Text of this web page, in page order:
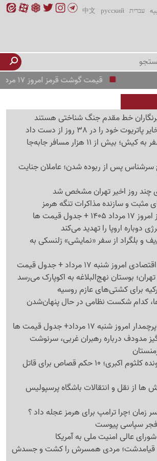
עברית русский
中文
قیمت گوشت قرمز امروز 17 مرداد 1405 + جدول قیمت ها
خط مقدم جنگ شناختی هستند
خود را در 38 روز از دست داد
رشد 15 درصدی سفر به کیش؛ بیش از 11 هزار مسافر جابه‌جا
سرشناس پس از ربوده شدن؛ عاملان جنایت
چند روز اخیر تهران مشخص شد
مثبت و سازنده مذاکرات تنگه هرمز
قیمت ها
دوباره اروپا را تهدید می‌کند
و بلگراد از سفر «نمایشی» زلنسکی به
شنبه 17 مرداد + جدول قیمت
بوستان نهج‌البلاغه به اکوپارک می‌رسد
برای کشتی‌های عازم روسیه
کدام شکست نظامی در حال پنهان‌شدن
17 مرداد+ جدول قیمت ها
مدودف درباره رهبران غربی، سرنوشت
خبر مهم درباره پرونده کلثوم اکبری؛ 10 حکم قصاص برای قاتل
ها از نقل و انتقالات باشگاه پرسپولیس
سر زمان ؛چرا ترامپ برای هرمز عجله داد ؟
فجر سپاسی پیوست
عالی امنیت ملی به آمریکا
قیامدشت؛ مردی همسرش را کشت و جسدش